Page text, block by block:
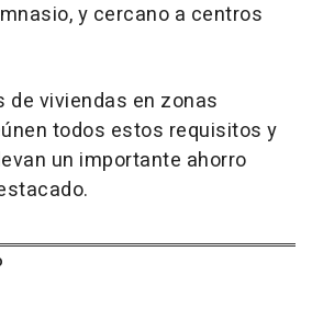
y cercano a centros
de viviendas en zonas
todos estos requisitos y
un importante ahorro